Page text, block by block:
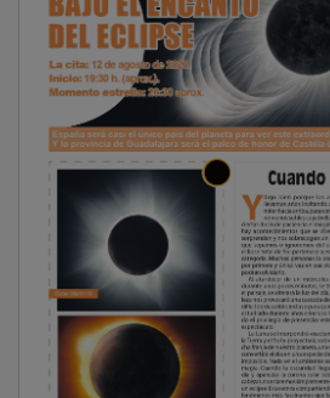
En la modalidad Olímpica
correspondió a Álvaro Martín
Inforhouse Santiago, que se